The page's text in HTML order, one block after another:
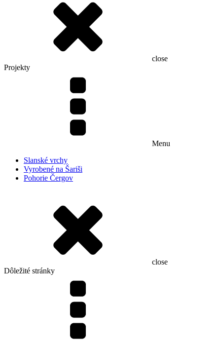
close
Projekty
Menu
Slanské vrchy
Vyrobené na Šariši
Pohorie Čergov
close
Dôležité stránky